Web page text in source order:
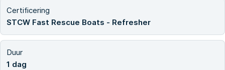
Certificering
STCW Fast Rescue Boats - Refresher
Duur
1 dag